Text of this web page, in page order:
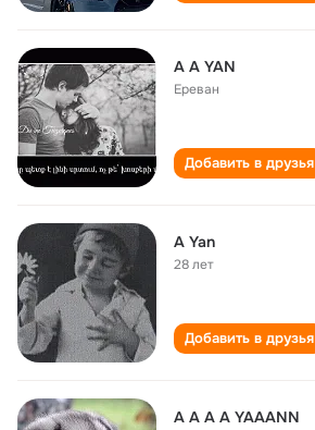
A A YAN
Ереван
Добавить в друзья
A Yan
28 лет
Добавить в друзья
A A A A YAAANN